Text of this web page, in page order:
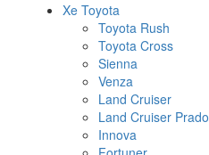
Xe Toyota
Toyota Rush
Toyota Cross
Sienna
Venza
Land Cruiser
Land Cruiser Prado
Innova